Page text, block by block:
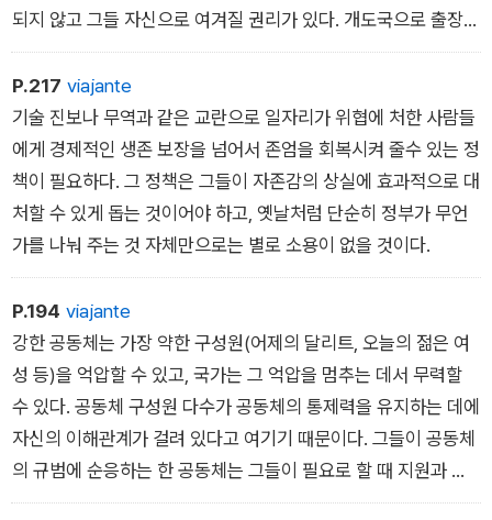
되지 않고 그들 자신으로 여겨질 권리가 있다. 개도국으로 출장
을 갈 때마다 우리는 희망이야말로 사람들이 계속 살아가게 하
는 힘이라는 사실을 늘 목격한다. 그들을, 사람 자체를 그들이 가
진 문제로 규정하는 것은 ‘상황‘을 ‘본질‘로 잘못 생각하는 것이
며, 이는 희망이 들어설 여지를 없애는 것이다. 그러면 그들이 보
이게 되는 자연스러운 반응은 스스로를 그 정체성으로 꽁꽁 감싸
는 것이고, 이는 사회 전체적으로 위험한 결과를 낳는다.
P.217 viajante
기술 진보나 무역과 같은 교란으로 일자리가 위협에 처한 사람들
에게 경제적인 생존 보장을 넘어서 존엄을 회복시켜 줄수 있는 정
책이 필요하다. 그 정책은 그들이 자존감의 상실에 효과적으로 대
처할 수 있게 돕는 것이어야 하고, 옛날처럼 단순히 정부가 무언
가를 나눠 주는 것 자체만으로는 별로 소용이 없을 것이다.
P.194 viajante
강한 공동체는 가장 약한 구성원(어제의 달리트, 오늘의 젊은 여
성 등)을 억압할 수 있고, 국가는 그 억압을 멈추는 데서 무력할
수 있다. 공동체 구성원 다수가 공동체의 통제력을 유지하는 데에
자신의 이해관계가 걸려 있다고 여기기 때문이다. 그들이 공동체
의 규범에 순응하는 한 공동체는 그들이 필요로 할 때 지원과 도
움의 네트워크를 제공할 것이다. 규범을 따르기 위해 감수해야 하